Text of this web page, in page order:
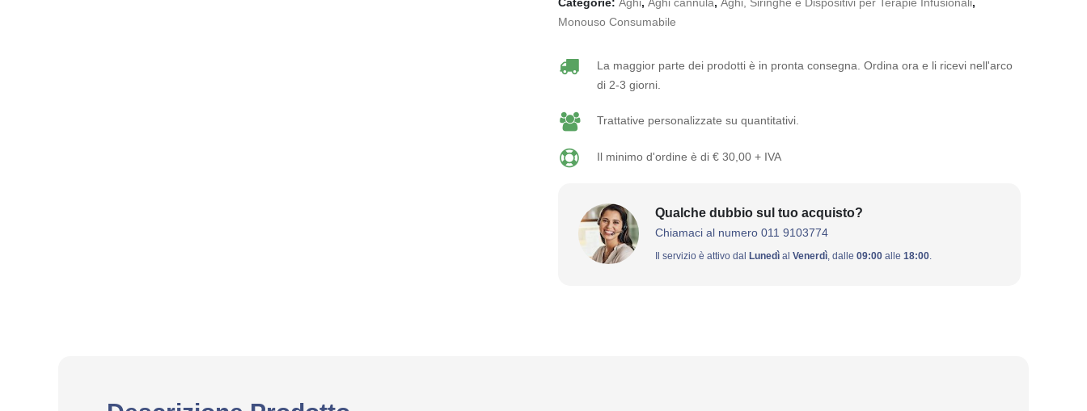
Categorie: Aghi, Aghi cannula, Aghi, Siringhe e Dispositivi per Terapie Infusionali,
Monouso Consumabile
La maggior parte dei prodotti è in pronta consegna. Ordina ora e li ricevi nell'arco
di 2-3 giorni.
Trattative personalizzate su quantitativi.
Il minimo d'ordine è di € 30,00 + IVA
Qualche dubbio sul tuo acquisto?
Chiamaci al numero 011 9103774
Il servizio è attivo dal Lunedìal Venerdì, dalle 09:00alle 18:00.